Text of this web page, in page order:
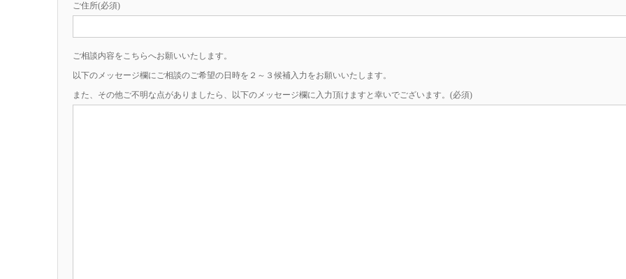
ご住所(必須)
ご相談内容をこちらへお願いいたします。
以下のメッセージ欄にご相談のご希望の日時を２～３候補入力をお願いいたします。
また、その他ご不明な点がありましたら、以下のメッセージ欄に入力頂けますと幸いでございます。(必須)